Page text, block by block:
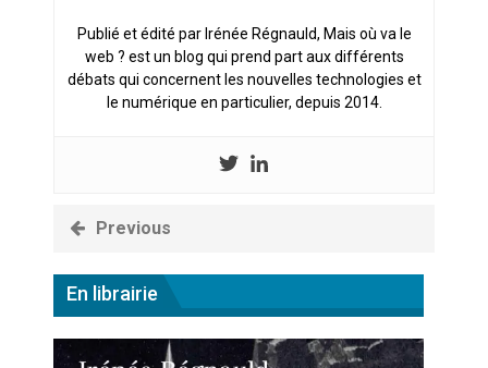
Publié et édité par Irénée Régnauld, Mais où va le
web ? est un blog qui prend part aux différents
débats qui concernent les nouvelles technologies et
le numérique en particulier, depuis 2014.
Previous
En librairie